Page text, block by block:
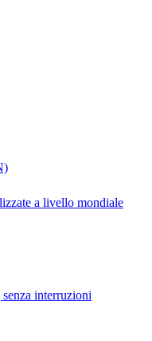
a livello mondiale
interruzioni